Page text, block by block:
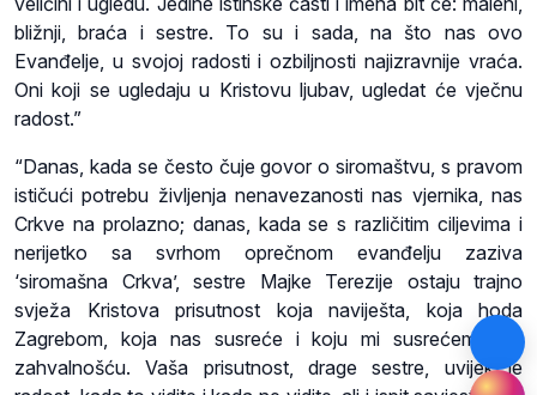
bližnji, braća i sestre. To su i sada, na što nas ovo
Evanđelje, u svojoj radosti i ozbiljnosti najizravnije vraća.
Oni koji se ugledaju u Kristovu ljubav, ugledat će vječnu
radost.”
“Danas, kada se često čuje govor o siromaštvu, s pravom
ističući potrebu življenja nenavezanosti nas vjernika, nas
Crkve na prolazno; danas, kada se s različitim ciljevima i
nerijetko sa svrhom oprečnom evanđelju zaziva
‘siromašna Crkva’, sestre Majke Terezije ostaju trajno
svježa Kristova prisutnost koja naviješta, koja hoda
Zagrebom, koja nas susreće i koju mi susrećemo sa
zahvalnošću. Vaša prisutnost, drage sestre, uvijek je